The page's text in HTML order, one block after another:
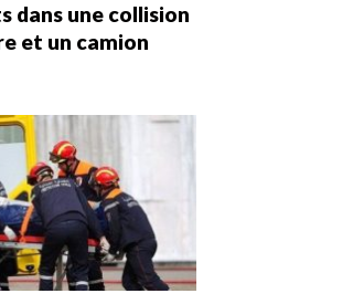
dans une collision
et un camion